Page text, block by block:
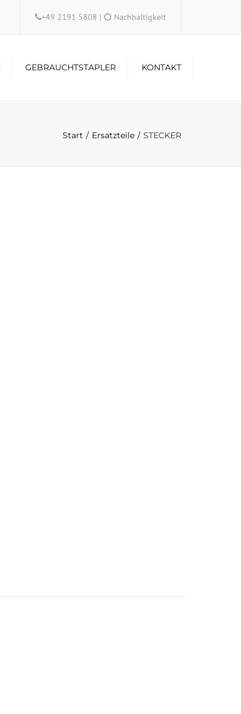
+49 2191 5808 | Nachhaltigkeit
GEBRAUCHTSTAPLER KONTAKT
Start Ersatzteile STECKER